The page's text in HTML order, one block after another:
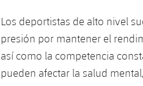
Los deportistas de alto nivel
presión por mantener el
así como la competencia
pueden afectar la salud